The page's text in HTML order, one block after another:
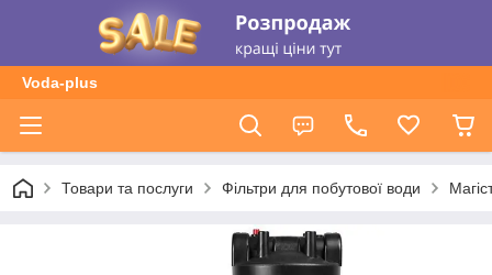
Voda-plus
Товари та послуги Фільтри для побутової води